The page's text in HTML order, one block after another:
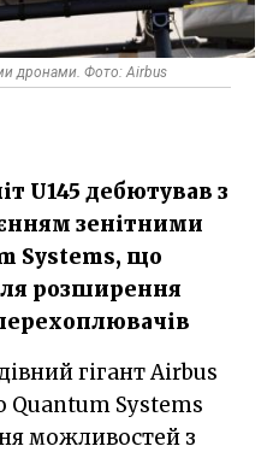
дронами. Фото: Airbus
U145 дебютував з
зенітними
Systems, що
розширення
Quantum Systems
можливостей з